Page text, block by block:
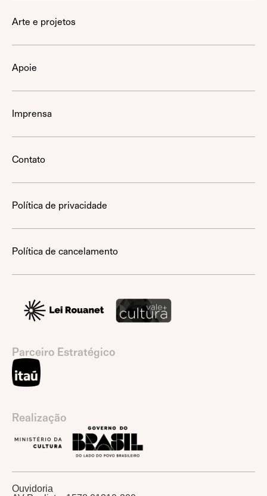
Arte e projetos
Apoie
Imprensa
Contato
Política de privacidade
Política de cancelamento
Parceiro Estratégico
Realização
Ouvidoria